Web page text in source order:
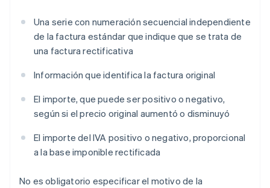
Una serie con numeración secuencial independiente
de la factura estándar que indique que se trata de
una factura rectificativa
Información que identifica la factura original
El importe, que puede ser positivo o negativo,
según si el precio original aumentó o disminuyó
El importe del IVA positivo o negativo, proporcional
a la base imponible rectificada
No es obligatorio especificar el motivo de la